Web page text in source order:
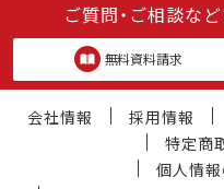
ご質問・ご相談な
無料資料請求
会社情報 採用情報
特定商
個人情